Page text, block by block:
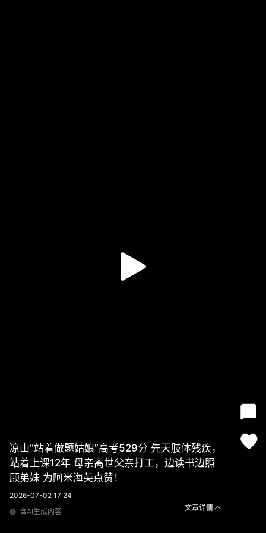
凉山“站着做题姑娘”高考529分 先天肢体残疾，
站着上课12年 母亲离世父亲打工，边读书边照
顾弟妹 为阿米海英点赞！
2026-07-02 17:24
含AI生成内容
文章详情